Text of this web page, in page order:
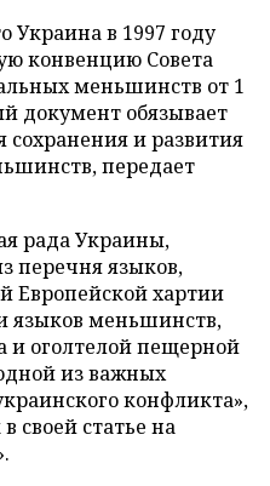
в 1997 году
конвенцию Совета
меньшинств от 1
документ обязывает
сохранения и развития
передает
рада Украины,
перечня языков,
Европейской хартии
языков меньшинств,
и оголтелой пещерной
из важных
конфликта»,
своей статье на